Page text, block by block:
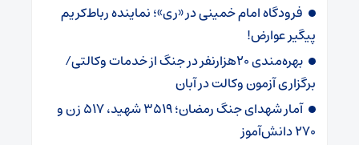
فرودگاه امام خمینی در «ری»؛ نماینده رباط‌کریم
پیگیر عوارض!
بهره‌مندی 20هزارنفر در جنگ از خدمات وکالتی/
برگزاری آزمون وکالت در آبان
آمار شهدای جنگ رمضان؛ 3519 شهید، 517 زن و
270 دانش‌آموز